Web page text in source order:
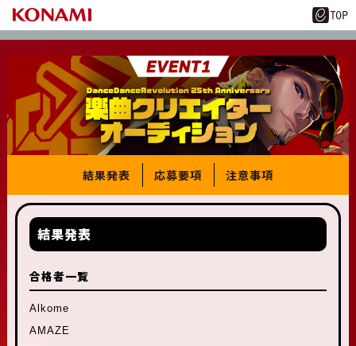
結果発表 応募要項 注意事項
結果発表
合格者一覧
Alkome
AMAZE